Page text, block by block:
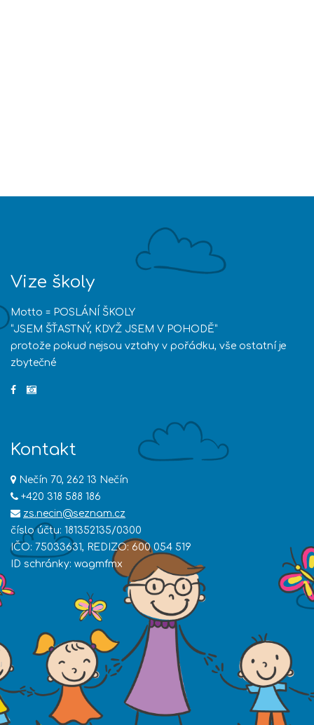
Vize školy
Motto = POSLÁNÍ ŠKOLY
“JSEM ŠŤASTNÝ, KDYŽ JSEM V POHODĚ”
protože pokud nejsou vztahy v pořádku, vše ostatní je
zbytečné
Kontakt
Nečín 70, 262 13 Nečín
+420 318 588 186
zs.necin@seznam.cz
číslo účtu: 181352135/0300
IČO: 75033631, REDIZO: 600 054 519
ID schránky: wagmfmx